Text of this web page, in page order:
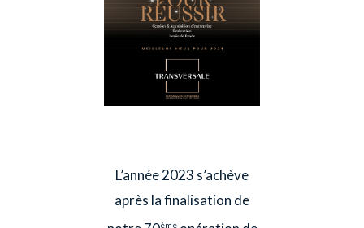
L’année 2023 s’achève
après la finalisation de
ème